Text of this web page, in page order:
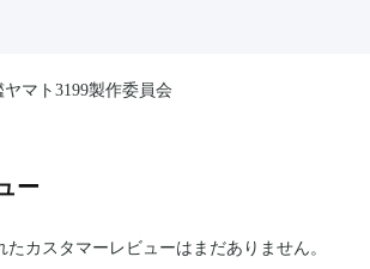
マト3199製作委員会
ー
たカスタマーレビューはまだありません。